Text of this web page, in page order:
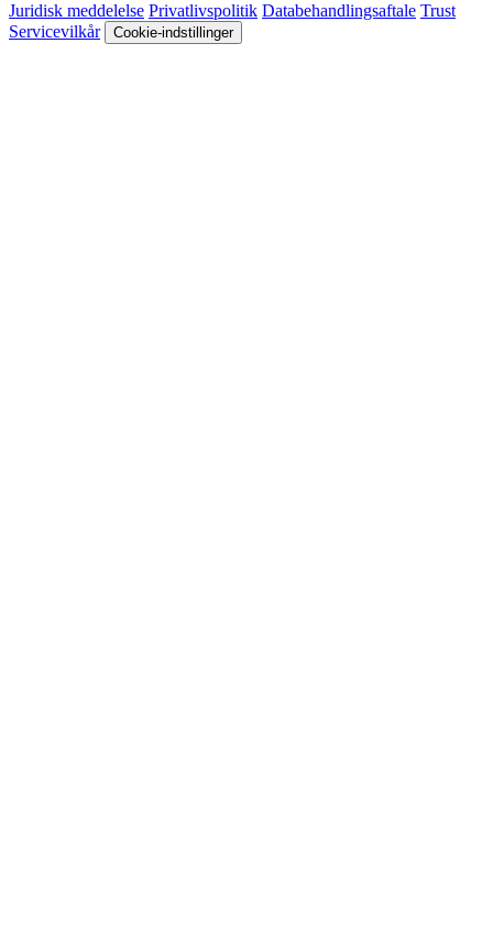
Juridisk meddelelse Privatlivspolitik Databehandlingsaftale Trust
Servicevilkår
Cookie-indstillinger